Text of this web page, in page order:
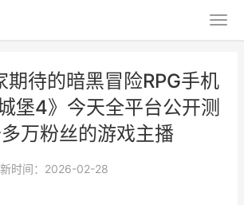
待的暗黑冒险RPG手机
堡4》今天全平台公开测
万粉丝的游戏主播
时间：2026-02-28